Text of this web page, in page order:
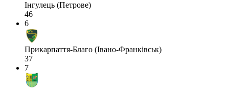
Інгулець (Петрове)
46
6
Прикарпаття-Благо (Івано-Франківськ)
37
7